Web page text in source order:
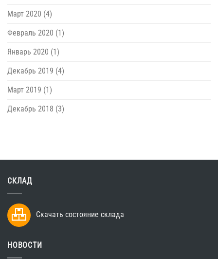
Март 2020 (4)
Февраль 2020 (1)
Январь 2020 (1)
Декабрь 2019 (4)
Март 2019 (1)
Декабрь 2018 (3)
СКЛАД
Скачать состояние склада
НОВОСТИ